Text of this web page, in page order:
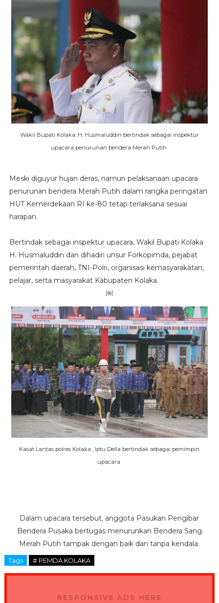
Wakil Bupati Kolaka, H. Husmaluddin bertindak sebagai inspektur
upacara penurunan bendera Merah Putih
Meski diguyur hujan deras, namun pelaksanaan upacara
penurunan bendera Merah Putih dalam rangka peringatan
HUT Kemerdekaan RI ke-80 tetap terlaksana sesuai
harapan.
Bertindak sebagai inspektur upacara, Wakil Bupati Kolaka
H. Husmaluddin dan dihadiri unsur Forkopimda, pejabat
pemerintah daerah, TNI-Polri, organisasi kemasyarakatan,
pelajar, serta masyarakat Kabupaten Kolaka.
￼
Kasat Lantas polres Kolaka , Iptu Della bertindak sebagai pemimpin
upacara
Dalam upacara tersebut, anggota Pasukan Pengibar
Bendera Pusaka bertugas menurunkan Bendera Sang
Merah Putih tampak dengan baik dan tanpa kendala.
Tags # PEMDA KOLAKA
RESPONSIVE ADS HERE